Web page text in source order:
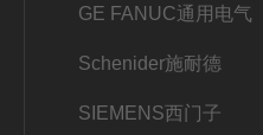
GE FANUC通用电气
Schenider施耐德
SIEMENS西门子